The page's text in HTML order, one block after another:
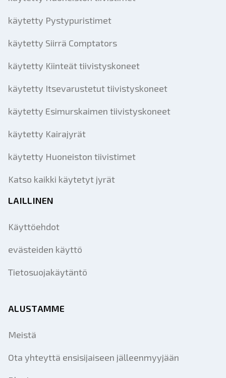
käytetty Pystypuristimet
käytetty Siirrä Comptators
käytetty Kiinteät tiivistyskoneet
käytetty Itsevarustetut tiivistyskoneet
käytetty Esimurskaimen tiivistyskoneet
käytetty Kairajyrät
käytetty Huoneiston tiivistimet
Katso kaikki käytetyt jyrät
LAILLINEN
Käyttöehdot
evästeiden käyttö
Tietosuojakäytäntö
ALUSTAMME
Meistä
Ota yhteyttä ensisijaiseen jälleenmyyjään